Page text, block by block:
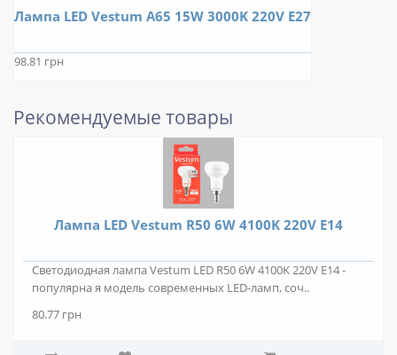
Лампа LED Vestum A65 15W 3000K 220V E27
98.81 грн
Рекомендуемые товары
Лампа LED Vestum R50 6W 4100K 220V E14
Светодиодная лампа Vestum LED R50 6W 4100K 220V E14 -
популярна я модель современных LED-ламп, соч..
80.77 грн